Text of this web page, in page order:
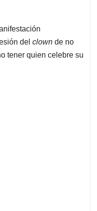
del clown de no
tener quien celebre su